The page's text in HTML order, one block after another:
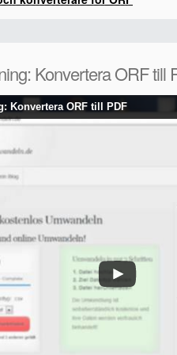
Konvertera ORF till
Konvertera ORF till PDF